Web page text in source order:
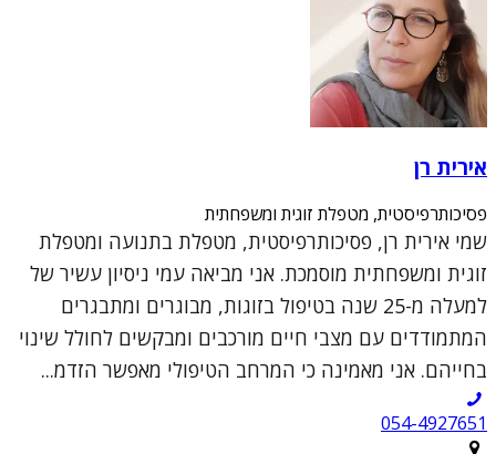
אירית רן
פסיכותרפיסטית, מטפלת זוגית ומשפחתית
שמי אירית רן, פסיכותרפיסטית, מטפלת בתנועה ומטפלת
זוגית ומשפחתית מוסמכת. אני מביאה עמי ניסיון עשיר של
למעלה מ-25 שנה בטיפול בזוגות, מבוגרים ומתבגרים
המתמודדים עם מצבי חיים מורכבים ומבקשים לחולל שינוי
בחייהם. אני מאמינה כי המרחב הטיפולי מאפשר הזדמ...
054-4927651